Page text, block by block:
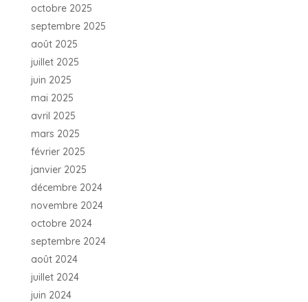
octobre 2025
septembre 2025
août 2025
juillet 2025
juin 2025
mai 2025
avril 2025
mars 2025
février 2025
janvier 2025
décembre 2024
novembre 2024
octobre 2024
septembre 2024
août 2024
juillet 2024
juin 2024